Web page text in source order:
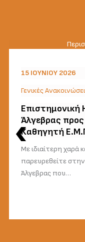
15 ΙΟΥΝΊΟΥ 2026
Γενικές
Επιστημονική
Άλγεβρας
Καθηγητή
Με ιδιαίτερη χαρά
παρευρεθείτε
Άλγεβρας που…